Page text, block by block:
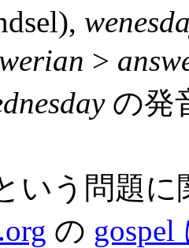
>
の発
いう問題
の